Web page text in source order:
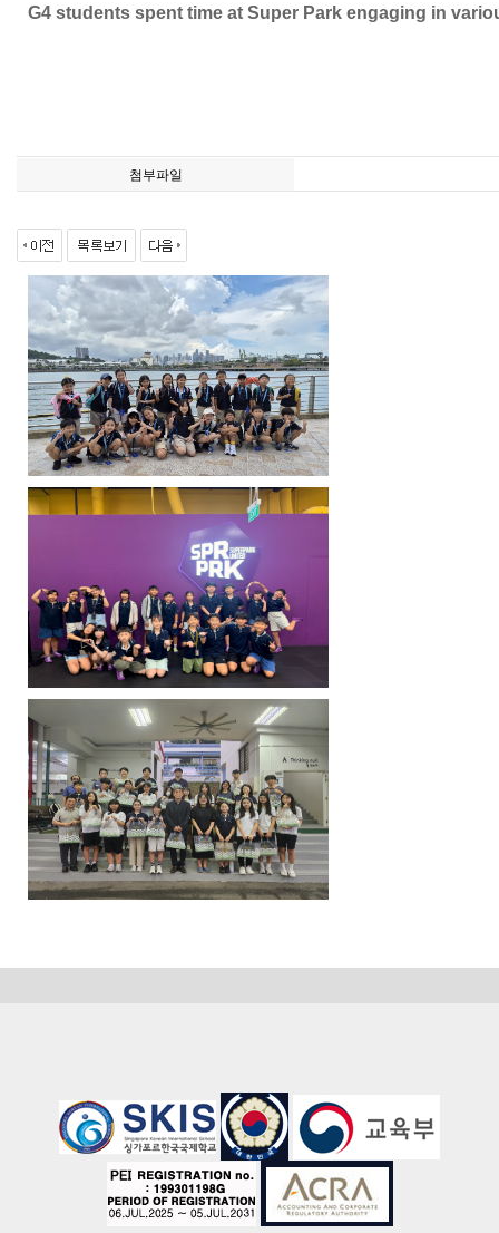
G4 students spent time at Super Park engaging in
첨부파일